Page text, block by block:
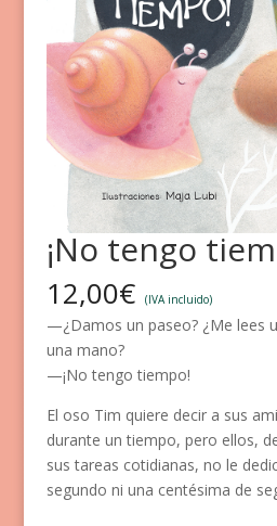
¡No tengo
12,00€ (IVA incluido)
—¿Damos un paseo? ¿Me lees
una mano?
—¡No tengo tiempo!
El oso Tim quiere decir a sus
durante un tiempo, pero ellos,
sus tareas cotidianas, no le
segundo ni una centésima de